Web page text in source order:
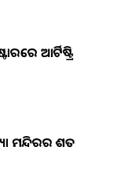
ଆର୍ଟିଷ୍ଟ୍ରି
ମନ୍ଦିରର ଶତ